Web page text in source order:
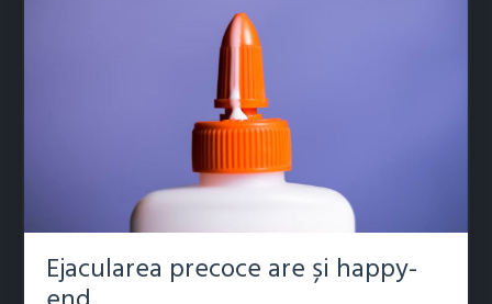
Ejacularea precoce are și happy-